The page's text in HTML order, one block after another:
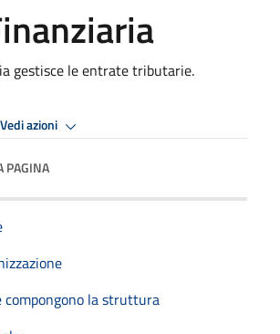
gestisce le entrate tributarie.
Vedi azioni
PAGINA
compongono la struttura